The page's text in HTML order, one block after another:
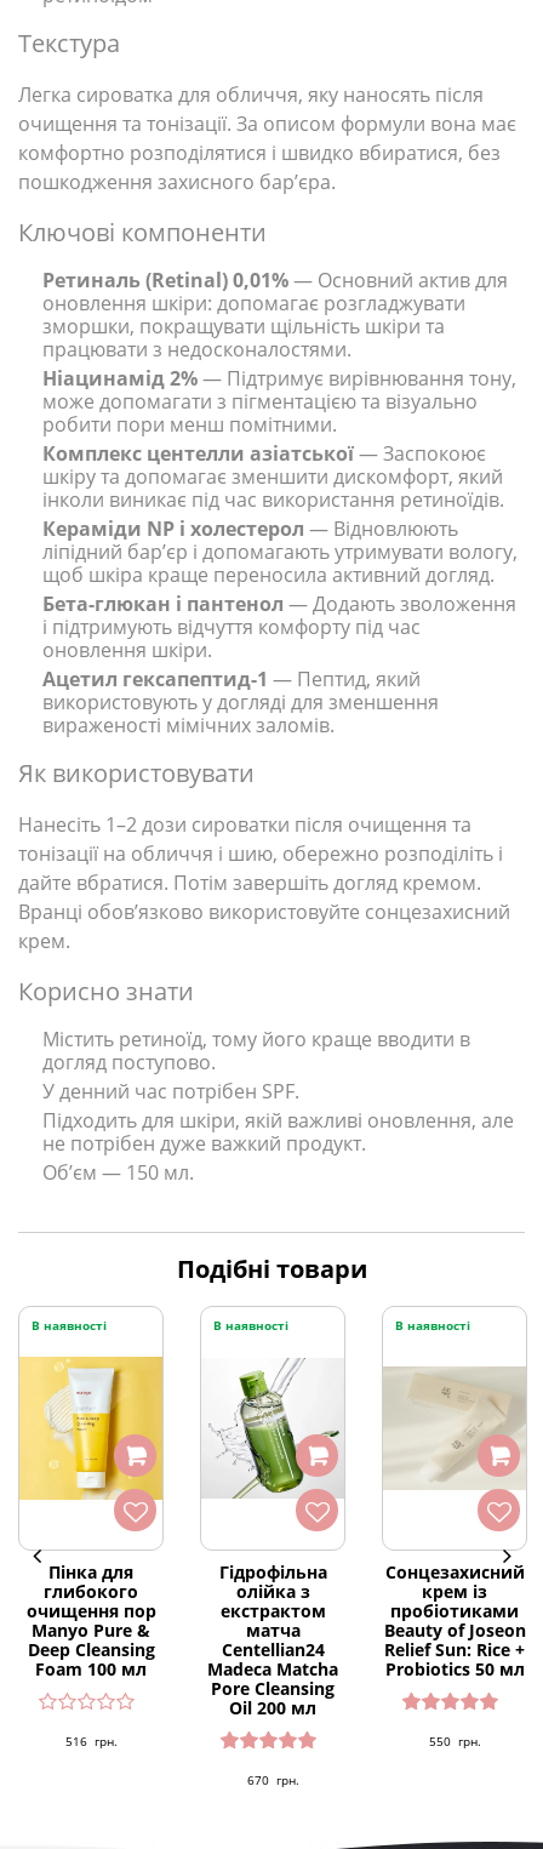
Текстура
Легка сироватка для обличчя, яку наносять після
очищення та тонізації. За описом формули вона має
комфортно розподілятися і швидко вбиратися, без
пошкодження захисного бар’єра.
Ключові компоненти
Ретиналь (Retinal) 0,01%— Основний актив для
оновлення шкіри: допомагає розгладжувати
зморшки, покращувати щільність шкіри та
працювати з недосконалостями.
Ніацинамід 2%— Підтримує вирівнювання тону,
може допомагати з пігментацією та візуально
робити пори менш помітними.
Комплекс центелли азіатської— Заспокоює
шкіру та допомагає зменшити дискомфорт, який
інколи виникає під час використання ретиноїдів.
Кераміди NP і холестерол — Відновлюють
ліпідний бар’єр і допомагають утримувати вологу,
щоб шкіра краще переносила активний догляд.
Бета-глюкан і пантенол — Додають зволоження
і підтримують відчуття комфорту під час
оновлення шкіри.
Ацетил гексапептид-1 — Пептид, який
використовують у догляді для зменшення
вираженості мімічних заломів.
Як використовувати
Нанесіть 1–2 дози сироватки після очищення та
тонізації на обличчя і шию, обережно розподіліть і
дайте вбратися. Потім завершіть догляд кремом.
Вранці обов’язково використовуйте сонцезахисний
крем.
Корисно знати
Містить ретиноїд, тому його краще вводити в
догляд поступово.
У денний час потрібен SPF.
Підходить для шкіри, якій важливі оновлення, але
не потрібен дуже важкий продукт.
Об’єм — 150 мл.
Подібні товари
В наявності
Пінка для
глибокого
очищення пор
Manyo Pure &
Deep Cleansing
Foam 100 мл
516 грн.
В наявності
Гідрофільна
олійка з
екстрактом
матча
Centellian24
Madeca Matcha
Pore Cleansing
Oil 200 мл
5.00з 5
670 грн.
В наявності
Сонцезахисний
крем із
пробіотиками
Beauty of Joseon
Relief Sun: Rice +
Probiotics 50 мл
4.91з 5
550 грн.